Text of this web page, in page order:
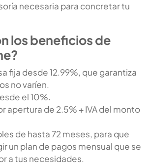
necesaria para concretar tu
los beneficios de
fija desde 12.99%, que garantiza
no varíen.
el 10%.
apertura de 2.5% + IVA del monto
de hasta 72 meses, para que
un plan de pagos mensual que se
a tus necesidades.